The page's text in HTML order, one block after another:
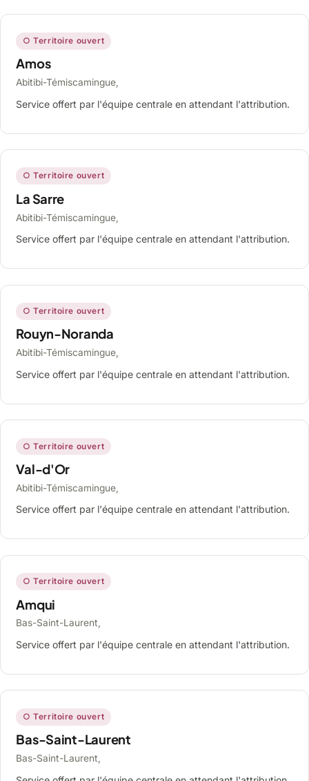
○ Territoire ouvert
Amos
Abitibi-Témiscamingue,
Service offert par l'équipe centrale en attendant l'attribution.
○ Territoire ouvert
La Sarre
Abitibi-Témiscamingue,
Service offert par l'équipe centrale en attendant l'attribution.
○ Territoire ouvert
Rouyn-Noranda
Abitibi-Témiscamingue,
Service offert par l'équipe centrale en attendant l'attribution.
○ Territoire ouvert
Val-d'Or
Abitibi-Témiscamingue,
Service offert par l'équipe centrale en attendant l'attribution.
○ Territoire ouvert
Amqui
Bas-Saint-Laurent,
Service offert par l'équipe centrale en attendant l'attribution.
○ Territoire ouvert
Bas-Saint-Laurent
Bas-Saint-Laurent,